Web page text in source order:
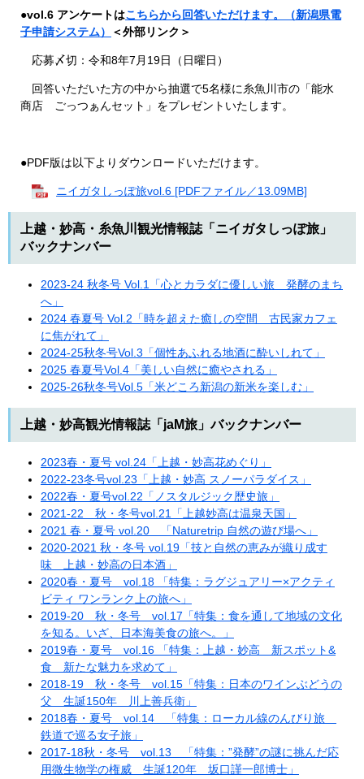
●vol.6 アンケートはこちらから回答いただけます。（新潟県電
子申請システム）
＜外部リンク＞
応募〆切：令和8年7月19日（日曜日）
回答いただいた方の中から抽選で5名様に糸魚川市の「能水
商店 ごっつぁんセット」をプレゼントいたします。
●PDF版は以下よりダウンロードいただけます。
ニイガタしっぽ旅vol.6 [PDFファイル／13.09MB]
上越・妙高・糸魚川観光情報誌「ニイガタしっぽ旅」
バックナンバー
2023-24 秋冬号 Vol.1「心とカラダに優しい旅 発酵のまち
へ」
2024 春夏号 Vol.2「時を超えた癒しの空間 古民家カフェ
に焦がれて」
2024-25秋冬号Vol.3「個性あふれる地酒に酔いしれて」
2025 春夏号Vol.4「美しい自然に癒やされる」
2025-26秋冬号Vol.5「米どころ新潟の新米を楽しむ」
上越・妙高観光情報誌「jaM旅」バックナンバー
2023春・夏号 vol.24「上越・妙高花めぐり」
2022-23冬号vol.23「上越・妙高 スノーパラダイス」
2022春・夏号vol.22「ノスタルジック歴史旅」
2021-22 秋・冬号vol.21「上越妙高は温泉天国」
2021 春・夏号 vol.20 「Naturetrip 自然の遊び場へ」
2020-2021 秋・冬号 vol.19「技と自然の恵みが織り成す
味 上越・妙高の日本酒」
2020春・夏号 vol.18 「特集：ラグジュアリー×アクティ
ビティ ワンランク上の旅へ」
2019-20 秋・冬号 vol.17「特集：食を通して地域の文化
を知る。いざ、日本海美食の旅へ。」
2019春・夏号 vol.16 「特集：上越・妙高 新スポット&
食 新たな魅力を求めて」
2018-19 秋・冬号 vol.15「特集：日本のワインぶどうの
父 生誕150年 川上善兵衛」
2018春・夏号 vol.14 「特集：ローカル線のんびり旅
鉄道で巡る女子旅」
2017-18秋・冬号 vol.13 「特集：”発酵”の謎に挑んだ応
用微生物学の権威 生誕120年 坂口謹一郎博士」